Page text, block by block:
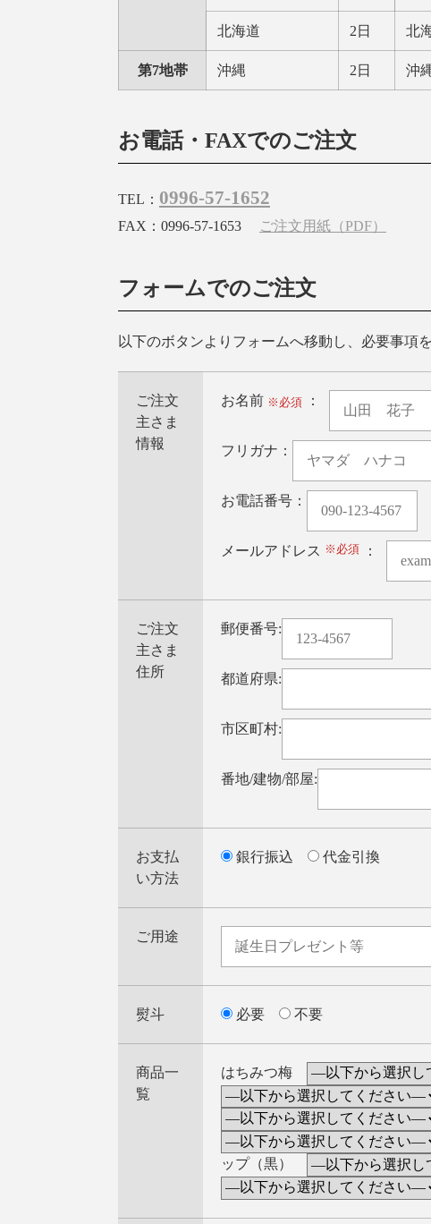
北海道 2日 北
第7地帯 沖縄 2日 沖
お電話・FAXでのご注文
TEL： 0996-57-1652
FAX：0996-57-1653 ご注文用紙（PDF）
フォームでのご注文
以下のボタンよりフォームへ移動し、必要事項
ご注文
主さま
情報
お名前 ※必須 ：
フリガナ：
お電話番号：
メールアドレス ※必須 ：
ご注文
主さま
住所
郵便番号:
都道府県:
市区町村:
番地/建物/部屋:
お支払
い方法
銀行振込 代金引換
ご用途
熨斗 必要 不要
商品一
覧
はちみつ梅
ップ（黒）